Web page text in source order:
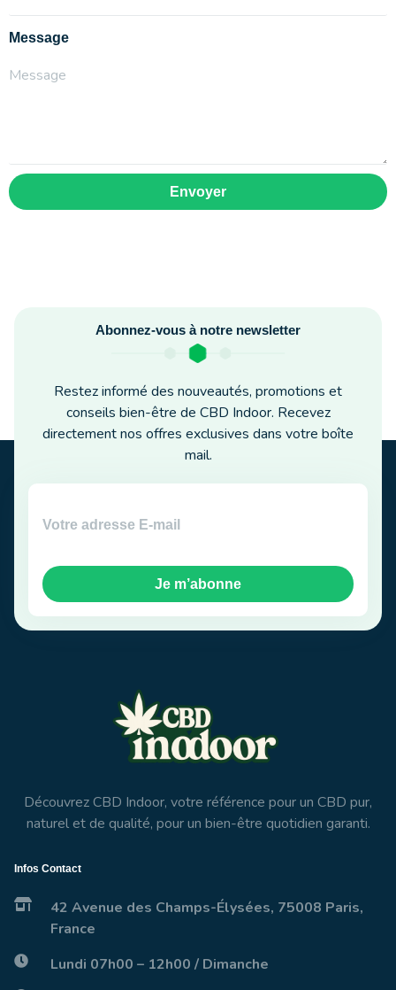
Message
Envoyer
Abonnez-vous à notre newsletter
Restez informé des nouveautés, promotions et
conseils bien-être de CBD Indoor. Recevez
directement nos offres exclusives dans votre boîte
mail.
Je m’abonne
Découvrez CBD Indoor, votre référence pour un CBD pur,
naturel et de qualité, pour un bien-être quotidien garanti.
Infos Contact
42 Avenue des Champs-Élysées, 75008 Paris,
France
Lundi 07h00 – 12h00 / Dimanche